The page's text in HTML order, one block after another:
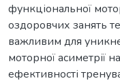
функціональної
оздоровчих занять
важливим для
моторної асиметрії
ефективності